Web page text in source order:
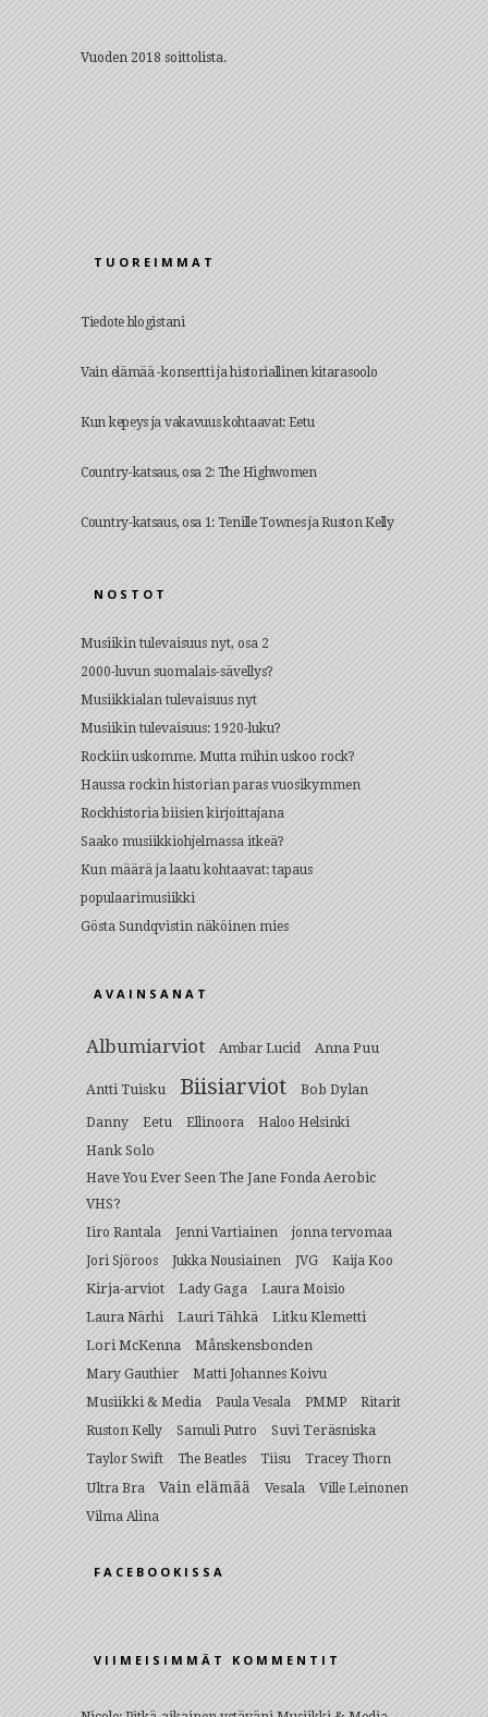
Vuoden 2018 soittolista.
TUOREIMMAT
Tiedote blogistani
Vain elämää -konsertti ja historiallinen kitarasoolo
Kun kepeys ja vakavuus kohtaavat: Eetu
Country-katsaus, osa 2: The Highwomen
Country-katsaus, osa 1: Tenille Townes ja Ruston Kelly
NOSTOT
Musiikin tulevaisuus nyt, osa 2
2000-luvun suomalais-sävellys?
Musiikkialan tulevaisuus nyt
Musiikin tulevaisuus: 1920-luku?
Rockiin uskomme. Mutta mihin uskoo rock?
Haussa rockin historian paras vuosikymmen
Rockhistoria biisien kirjoittajana
Saako musiikkiohjelmassa itkeä?
Kun määrä ja laatu kohtaavat: tapaus
populaarimusiikki
Gösta Sundqvistin näköinen mies
AVAINSANAT
Albumiarviot Ambar Lucid Anna Puu
Antti Tuisku Biisiarviot Bob Dylan
Danny Eetu Ellinoora Haloo Helsinki
Hank Solo
Have You Ever Seen The Jane Fonda Aerobic
VHS?
Iiro Rantala Jenni Vartiainen
jonna tervomaa
Jori Sjöroos
Jukka Nousiainen JVG Kaija Koo
Kirja-arviot Lady Gaga
Laura Moisio
Laura Närhi
Lauri Tähkä
Litku Klemetti
Lori McKenna
Månskensbonden
Mary Gauthier Matti Johannes Koivu
Musiikki & Media Paula Vesala PMMP
Ritarit
Ruston Kelly
Samuli Putro Suvi Teräsniska
Taylor Swift The Beatles Tiisu Tracey Thorn
Ultra Bra Vain elämää Vesala
Ville Leinonen
Vilma Alina
FACEBOOKISSA
VIIMEISIMMÄT KOMMENTIT